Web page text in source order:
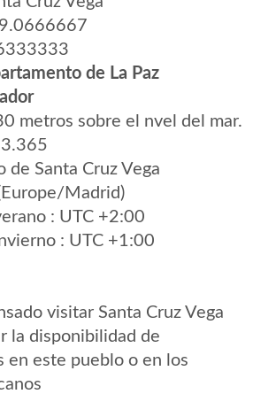
de La Paz
metros sobre el nvel del mar.
de Santa Cruz Vega
Madrid)
: UTC +2:00
: UTC +1:00
visitar Santa Cruz Vega
la disponibilidad de
en este pueblo o en los